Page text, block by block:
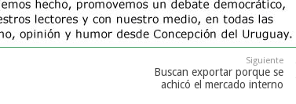
Siguiente
Buscan exportar porque se
achicó el mercado interno